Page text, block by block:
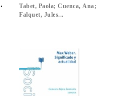
y desafíos
Tabet, Paola; Cuenca, Ana;
Falquet, Jules...